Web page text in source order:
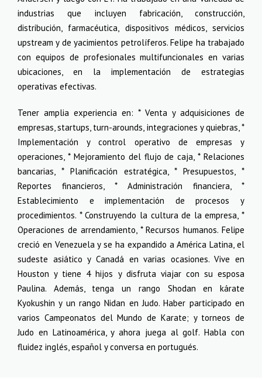
industrias que incluyen fabricación, construcción,
distribución, farmacéutica, dispositivos médicos, servicios
upstream y de yacimientos petrolíferos. Felipe ha trabajado
con equipos de profesionales multifuncionales en varias
ubicaciones, en la implementación de estrategias
operativas efectivas.
Tener amplia experiencia en: * Venta y adquisiciones de
empresas, startups, turn-arounds, integraciones y quiebras, *
Implementación y control operativo de empresas y
operaciones, * Mejoramiento del flujo de caja, * Relaciones
bancarias, * Planificación estratégica, * Presupuestos, *
Reportes financieros, * Administración financiera, *
Establecimiento e implementación de procesos y
procedimientos. * Construyendo la cultura de la empresa, *
Operaciones de arrendamiento, * Recursos humanos. Felipe
creció en Venezuela y se ha expandido a América Latina, el
sudeste asiático y Canadá en varias ocasiones. Vive en
Houston y tiene 4 hijos y disfruta viajar con su esposa
Paulina. Además, tenga un rango Shodan en kárate
Kyokushin y un rango Nidan en Judo. Haber participado en
varios Campeonatos del Mundo de Karate; y torneos de
Judo en Latinoamérica, y ahora juega al golf. Habla con
fluidez inglés, español y conversa en portugués.